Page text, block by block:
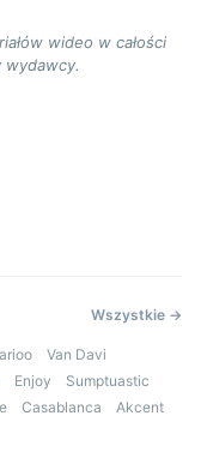
wideo w całości
wydawcy.
Wszystkie →
Van Davi
Enjoy
Sumptuastic
Casablanca
Akcent